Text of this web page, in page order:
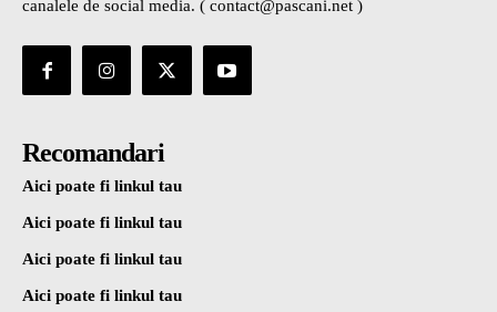
canalele de social media. ( contact@pascani.net )
Recomandari
Aici poate fi linkul tau
Aici poate fi linkul tau
Aici poate fi linkul tau
Aici poate fi linkul tau